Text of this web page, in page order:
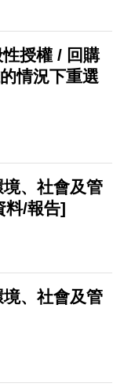
授權 / 回購
情況下重選
、社會及管
料/報告]
、社會及管